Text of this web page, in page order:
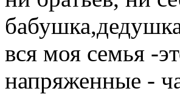
вся моя семья -
напряженные -